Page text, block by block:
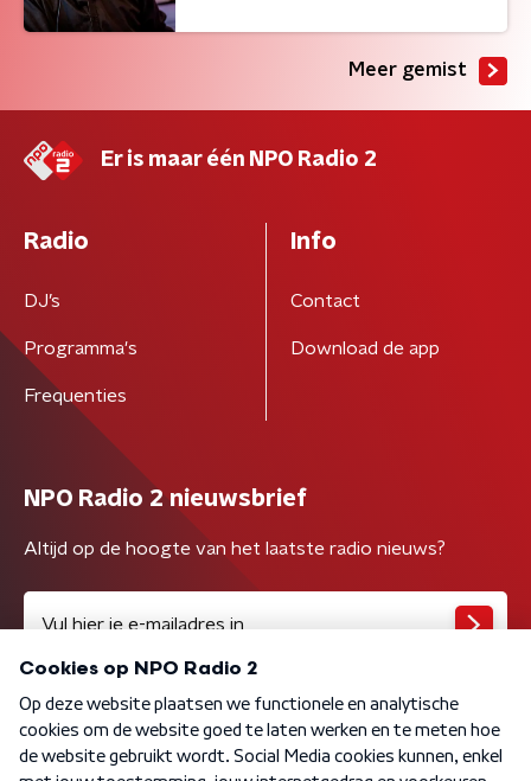
Meer gemist
Er is maar één NPO Radio 2
Radio
DJ’s
Programma's
Frequenties
Info
Contact
Download de app
NPO Radio 2 nieuwsbrief
Altijd op de hoogte van het laatste radio nieuws?
Algemene voorwaarden